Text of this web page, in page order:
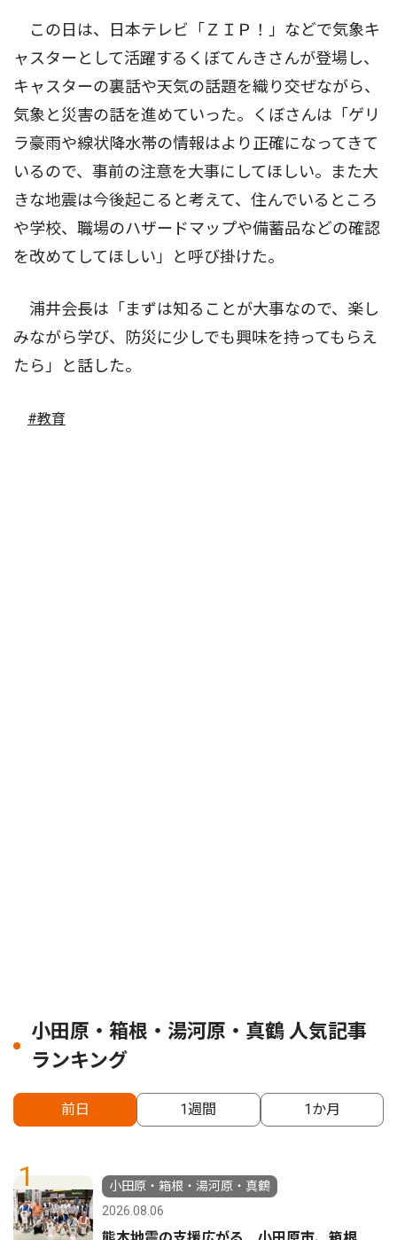
この日は、日本テレビ「ＺＩＰ！」などで気象キ
ャスターとして活躍するくぼてんきさんが登場し、
キャスターの裏話や天気の話題を織り交ぜながら、
気象と災害の話を進めていった。くぼさんは「ゲリ
ラ豪雨や線状降水帯の情報はより正確になってきて
いるので、事前の注意を大事にしてほしい。また大
きな地震は今後起こると考えて、住んでいるところ
や学校、職場のハザードマップや備蓄品などの確認
を改めてしてほしい」と呼び掛けた。
浦井会長は「まずは知ることが大事なので、楽し
みながら学び、防災に少しでも興味を持ってもらえ
たら」と話した。
#教育
小田原・箱根・湯河原・真鶴 人気記事
ランキング
前日 1週間 1か月
1
小田原・箱根・湯河原・真鶴
2026.08.06